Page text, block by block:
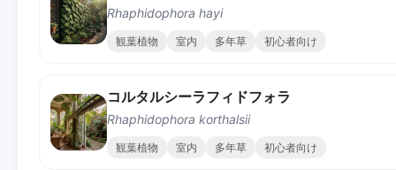
Rhaphidophora hayi
観葉植物 室内 多年草 初心者向け
コルタルシーラフィドフォラ
Rhaphidophora korthalsii
観葉植物 室内 多年草 初心者向け